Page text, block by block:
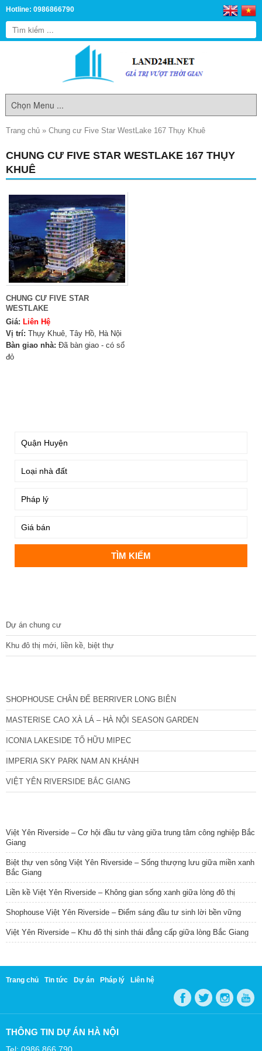
Hotline: 0986866790
Trang chủ » Chung cư Five Star WestLake 167 Thụy Khuê
CHUNG CƯ FIVE STAR WESTLAKE 167 THỤY
KHUÊ
CHUNG CƯ FIVE STAR
WESTLAKE
Giá: Liên Hệ
Vị trí: Thụy Khuê, Tây Hồ, Hà Nội
Bàn giao nhà: Đã bàn giao - có sổ
đỏ
Dự án chung cư
Khu đô thị mới, liền kề, biệt thự
SHOPHOUSE CHÂN ĐẾ BERRIVER LONG BIÊN
MASTERISE CAO XÀ LÁ – HÀ NỘI SEASON GARDEN
ICONIA LAKESIDE TỐ HỮU MIPEC
IMPERIA SKY PARK NAM AN KHÁNH
VIỆT YÊN RIVERSIDE BẮC GIANG
Việt Yên Riverside – Cơ hội đầu tư vàng giữa trung tâm công nghiệp Bắc
Giang
Biệt thự ven sông Việt Yên Riverside – Sống thượng lưu giữa miền xanh
Bắc Giang
Liền kề Việt Yên Riverside – Không gian sống xanh giữa lòng đô thị
Shophouse Việt Yên Riverside – Điểm sáng đầu tư sinh lời bền vững
Việt Yên Riverside – Khu đô thị sinh thái đẳng cấp giữa lòng Bắc Giang
Trang chủ Tin tức Dự án Pháp lý Liên hệ
THÔNG TIN DỰ ÁN HÀ NỘI